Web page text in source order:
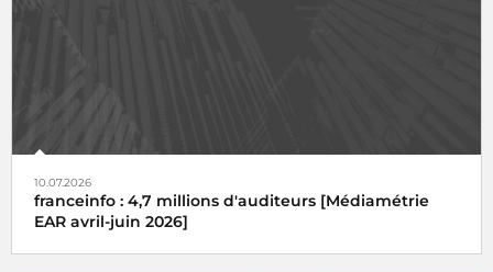
10.07.2026
franceinfo : 4,7 millions d'auditeurs [Médiamétrie
EAR avril-juin 2026]